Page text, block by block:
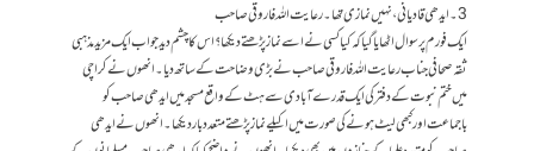
3۔ایدھی قادیانی ،نہیں نمازی تھا۔رعایت اللہ فاروقی صاحب
ایک فورم پر سوال اٹھایا گیا کہ کیا کسی نے اسے نماز پڑھتے دیکھا؟ اس کا چشم دیدجواب ایک مزید مذہبی
ثقہ صحافی جناب رعایت اللہ فاروقی صاحب نے بڑی وضاحت کے ساتھ دیا۔ انھوں نے کراچی
میں ختم نبوت کے دفتر کی ایک قدرے آبادی سے ہٹ کے واقع مسجد میں ایدھی صاحب کو
باجماعت اور کبھی لیٹ ہونے کی صورت میں اکیلے نماز پڑھتے متعدد بار دیکھا۔انھوں نے ایدھی